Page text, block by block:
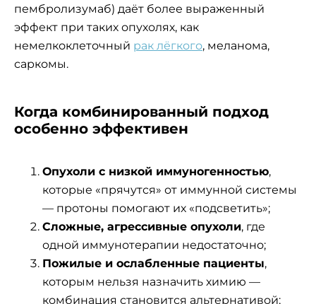
пембролизумаб) даёт более выраженный
эффект при таких опухолях, как
немелкоклеточный рак лёгкого, меланома,
саркомы.
Когда комбинированный подход
особенно эффективен
Опухоли с низкой иммуногенностью,
которые «прячутся» от иммунной системы
— протоны помогают их «подсветить»;
Сложные, агрессивные опухоли, где
одной иммунотерапии недостаточно;
Пожилые и ослабленные пациенты,
которым нельзя назначить химию —
комбинация становится альтернативой;